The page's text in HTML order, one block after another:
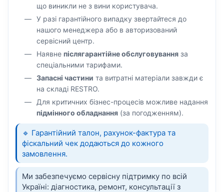
що виникли не з вини користувача.
У разі гарантійного випадку звертайтеся до
нашого менеджера або в авторизований
сервісний центр.
Наявне післягарантійне обслуговування за
спеціальними тарифами.
Запасні частини та витратні матеріали завжди є
на складі RESTRO.
Для критичних бізнес-процесів можливе надання
підмінного обладнання (за погодженням).
🔹 Гарантійний талон, рахунок-фактура та
фіскальний чек додаються до кожного
замовлення.
Ми забезпечуємо сервісну підтримку по всій
Україні: діагностика, ремонт, консультації з